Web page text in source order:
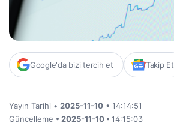
Google'da bizi tercih et Takip Et
Yayın Tarihi • 2025-11-10 • 14:14:51
Güncelleme • 2025-11-10 • 14:15:03